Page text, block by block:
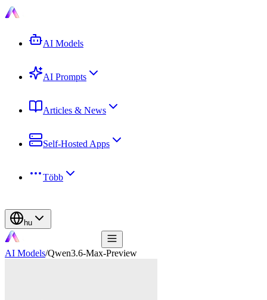
AI Models
AI Prompts
Articles & News
Self-Hosted Apps
Több
hu
AI Models/Qwen3.6-Max-Preview